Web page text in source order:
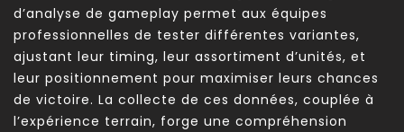
d’analyse de gameplay permet aux équipes
professionnelles de tester différentes variantes,
ajustant leur timing, leur assortiment d’unités, et
leur positionnement pour maximiser leurs chances
de victoire. La collecte de ces données, couplée à
l’expérience terrain, forge une compréhension